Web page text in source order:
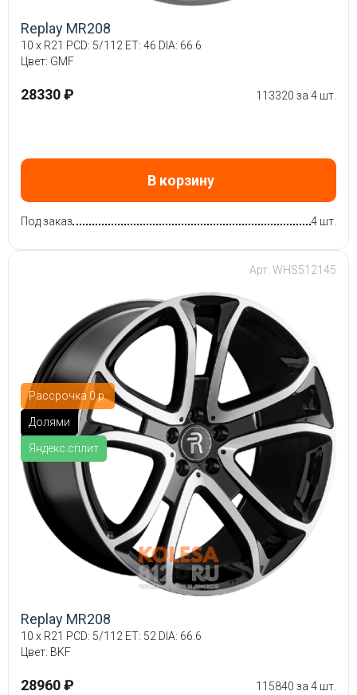
Replay MR208
10 x R21 PCD: 5/112 ET: 46 DIA: 66.6
Цвет: GMF
28330 ₽ 113320 за 4 шт.
В корзину
Под заказ 4 шт.
Рассрочка 0 р.
Долями
Яндекс.сплит
Арт: WHS512145
Replay MR208
10 x R21 PCD: 5/112 ET: 52 DIA: 66.6
Цвет: BKF
28960 ₽ 115840 за 4 шт.